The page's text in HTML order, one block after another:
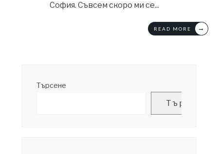
София. Съвсем скоро ми се...
READ MORE →
Търсене
Търсене